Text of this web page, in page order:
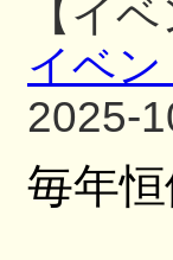
【イ
イベン
2025-
毎年恒